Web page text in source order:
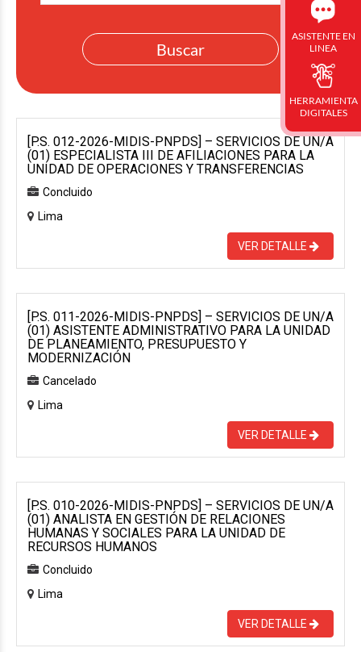
[P.S. 012-2026-MIDIS-PNPDS] – SERVICIOS DE UN/A
(01) ESPECIALISTA III DE AFILIACIONES PARA LA
UNIDAD DE OPERACIONES Y TRANSFERENCIAS
Concluido
Lima
VER DETALLE
[P.S. 011-2026-MIDIS-PNPDS] – SERVICIOS DE UN/A
(01) ASISTENTE ADMINISTRATIVO PARA LA UNIDAD
DE PLANEAMIENTO, PRESUPUESTO Y
MODERNIZACIÓN
Cancelado
Lima
VER DETALLE
[P.S. 010-2026-MIDIS-PNPDS] – SERVICIOS DE UN/A
(01) ANALISTA EN GESTIÓN DE RELACIONES
HUMANAS Y SOCIALES PARA LA UNIDAD DE
RECURSOS HUMANOS
Concluido
Lima
VER DETALLE
ASISTENTE EN
LINEA
HERRAMIENTA
DIGITALES